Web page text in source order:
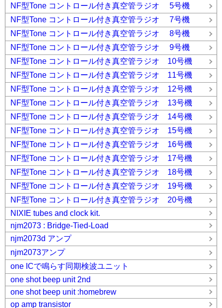
NF型Tone コントロール付き真空管ラジオ 5号機
NF型Tone コントロール付き真空管ラジオ 7号機
NF型Tone コントロール付き真空管ラジオ 8号機
NF型Tone コントロール付き真空管ラジオ 9号機
NF型Tone コントロール付き真空管ラジオ 10号機
NF型Tone コントロール付き真空管ラジオ 11号機
NF型Tone コントロール付き真空管ラジオ 12号機
NF型Tone コントロール付き真空管ラジオ 13号機
NF型Tone コントロール付き真空管ラジオ 14号機
NF型Tone コントロール付き真空管ラジオ 15号機
NF型Tone コントロール付き真空管ラジオ 16号機
NF型Tone コントロール付き真空管ラジオ 17号機
NF型Tone コントロール付き真空管ラジオ 18号機
NF型Tone コントロール付き真空管ラジオ 19号機
NF型Tone コントロール付き真空管ラジオ 20号機
NIXIE tubes and clock kit.
njm2073 : Bridge-Tied-Load
njm2073d アンプ
njm2073アンプ
one ICで鳴らす同期検波ユニット
one shot beep unit 2nd
one shot beep unit :homebrew
op amp transistor